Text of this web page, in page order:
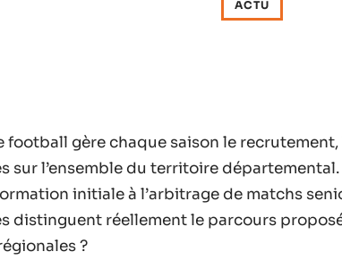
ACTU
football gère chaque saison le
sur l’ensemble du territoire
initiale à l’arbitrage de matchs
distinguent réellement le parcours
?